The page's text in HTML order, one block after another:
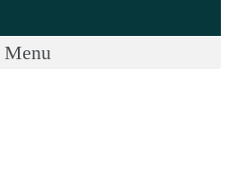
Menu